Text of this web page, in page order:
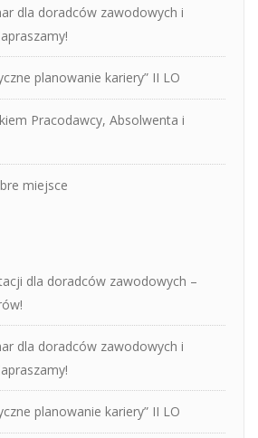
dla doradców zawodowych i
planowanie kariery” II LO
Pracodawcy, Absolwenta i
miejsce
dla doradców zawodowych –
dla doradców zawodowych i
planowanie kariery” II LO